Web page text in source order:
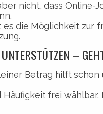
nicht, dass Online-
es die Möglichkeit zur
–
Betrag hilft schon
Häufigkeit frei